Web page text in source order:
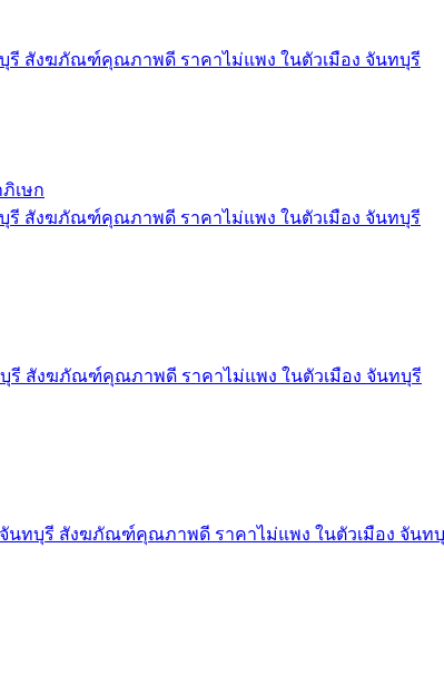
สังฆภัณฑ์คุณภาพดี ราคาไม่แพง ในตัวเมือง จันทบุรี
เษก
สังฆภัณฑ์คุณภาพดี ราคาไม่แพง ในตัวเมือง จันทบุรี
สังฆภัณฑ์คุณภาพดี ราคาไม่แพง ในตัวเมือง จันทบุรี
ทบุรี สังฆภัณฑ์คุณภาพดี ราคาไม่แพง ในตัวเมือง จันท